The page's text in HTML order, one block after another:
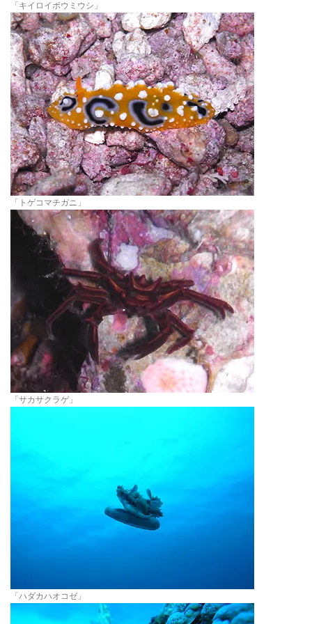
「キイロイボウミウシ」
「トゲコマチガニ」
「サカサクラゲ」
「ハダカハオコゼ」